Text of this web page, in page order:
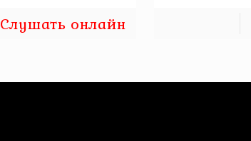
Слушать онлайн